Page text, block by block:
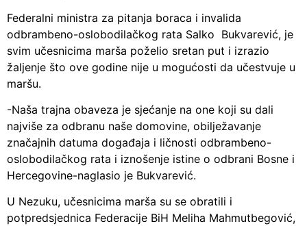
Federalni ministra za pitanja boraca i invalida
odbrambeno-oslobodilačkog rata Salko Bukvarević, je
svim učesnicima marša poželio sretan put i izrazio
žaljenje što ove godine nije u mogućosti da učestvuje u
maršu.
-Naša trajna obaveza je sjećanje na one koji su dali
najviše za odbranu naše domovine, obilježavanje
značajnih datuma događaja i ličnosti odbrambeno-
oslobodilačkog rata i iznošenje istine o odbrani Bosne i
Hercegovine-naglasio je Bukvarević.
U Nezuku, učesnicima marša su se obratili i
potpredsjednica Federacije BiH Meliha Mahmutbegović,